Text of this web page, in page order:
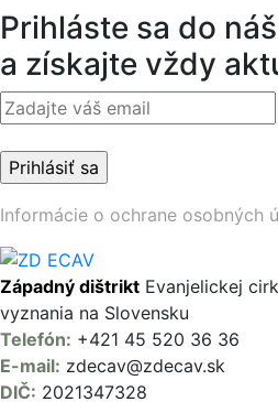
Prihláste sa do
a získajte vždy
Informácie o ochrane osobných
Západný dištrikt Evanjelickej
vyznania na Slovensku
Telefón: +421 45 520 36 36
E-mail: zdecav@zdecav.sk
DIČ: 2021347328